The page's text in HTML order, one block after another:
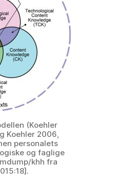
(Koehler
Koehler 2006,
personalets
og faglige
khh fra